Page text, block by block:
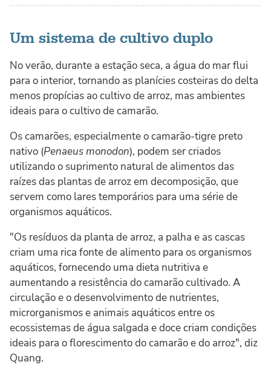
Um sistema de cultivo duplo
No verão, durante a estação seca, a água do mar flui
para o interior, tornando as planícies costeiras do delta
menos propícias ao cultivo de arroz, mas ambientes
ideais para o cultivo de camarão.
Os camarões, especialmente o camarão-tigre preto
nativo (Penaeus monodon), podem ser criados
utilizando o suprimento natural de alimentos das
raízes das plantas de arroz em decomposição, que
servem como lares temporários para uma série de
organismos aquáticos.
"Os resíduos da planta de arroz, a palha e as cascas
criam uma rica fonte de alimento para os organismos
aquáticos, fornecendo uma dieta nutritiva e
aumentando a resistência do camarão cultivado. A
circulação e o desenvolvimento de nutrientes,
microrganismos e animais aquáticos entre os
ecossistemas de água salgada e doce criam condições
ideais para o florescimento do camarão e do arroz", diz
Quang.